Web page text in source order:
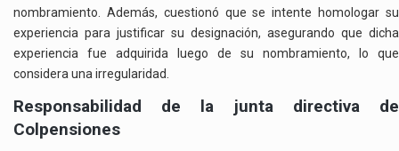
nombramiento. Además, cuestionó que se intente homologar su
experiencia para justificar su designación, asegurando que dicha
experiencia fue adquirida luego de su nombramiento, lo que
considera una irregularidad.
Responsabilidad de la junta directiva de
Colpensiones